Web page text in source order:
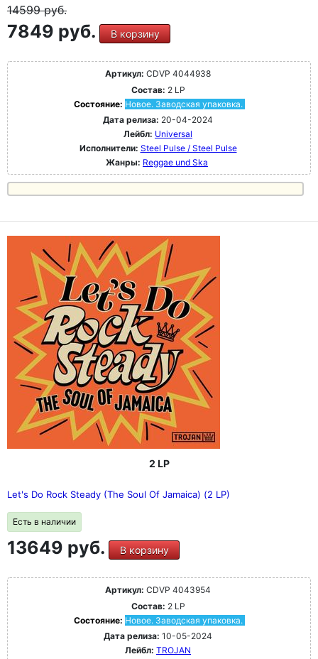
14599руб.
7849 руб. В корзину
Артикул: CDVP 4044938
Состав: 2 LP
Состояние: Новое. Заводская упаковка.
Дата релиза: 20-04-2024
Лейбл: Universal
Исполнители: Steel Pulse / Steel Pulse
Жанры: Reggae und Ska
2 LP
Let's Do Rock Steady (The Soul Of Jamaica) (2 LP)
Есть в наличии
13649 руб. В корзину
Артикул: CDVP 4043954
Состав: 2 LP
Состояние: Новое. Заводская упаковка.
Дата релиза: 10-05-2024
Лейбл: TROJAN